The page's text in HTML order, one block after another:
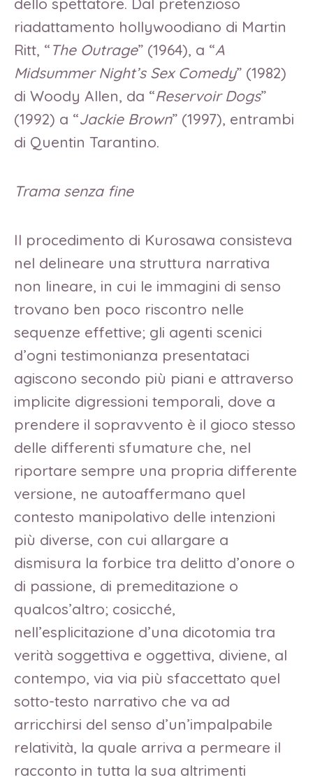
dello spettatore. Dal pretenzioso
riadattamento hollywoodiano di Martin
Ritt, “The Outrage” (1964), a “A
Midsummer Night’s Sex Comedy” (1982)
di Woody Allen, da “Reservoir Dogs”
(1992) a “Jackie Brown” (1997), entrambi
di Quentin Tarantino.
Trama senza fine
Il procedimento di Kurosawa consisteva
nel delineare una struttura narrativa
non lineare, in cui le immagini di senso
trovano ben poco riscontro nelle
sequenze effettive; gli agenti scenici
d’ogni testimonianza presentataci
agiscono secondo più piani e attraverso
implicite digressioni temporali, dove a
prendere il sopravvento è il gioco stesso
delle differenti sfumature che, nel
riportare sempre una propria differente
versione, ne autoaffermano quel
contesto manipolativo delle intenzioni
più diverse, con cui allargare a
dismisura la forbice tra delitto d’onore o
di passione, di premeditazione o
qualcos’altro; cosicché,
nell’esplicitazione d’una dicotomia tra
verità soggettiva e oggettiva, diviene, al
contempo, via via più sfaccettato quel
sotto-testo narrativo che va ad
arricchirsi del senso d’un’impalpabile
relatività, la quale arriva a permeare il
racconto in tutta la sua altrimenti